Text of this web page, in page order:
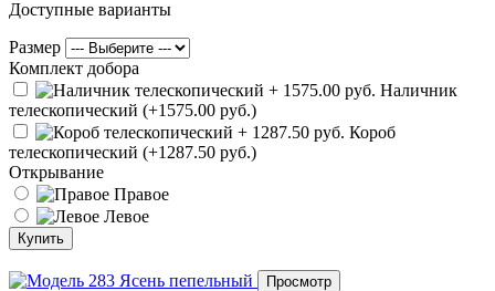
Доступные варианты
Размер
Комплект добора
Наличник
телескопический (+1575.00 руб.)
Короб
телескопический (+1287.50 руб.)
Открывание
Правое
Левое
Купить
Просмотр